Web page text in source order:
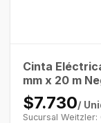
Cinta
mm x 20 m
$7.730/
Sucursal Weitzler: